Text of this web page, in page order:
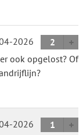
2026
2
ook opgelost? Of
2026 1